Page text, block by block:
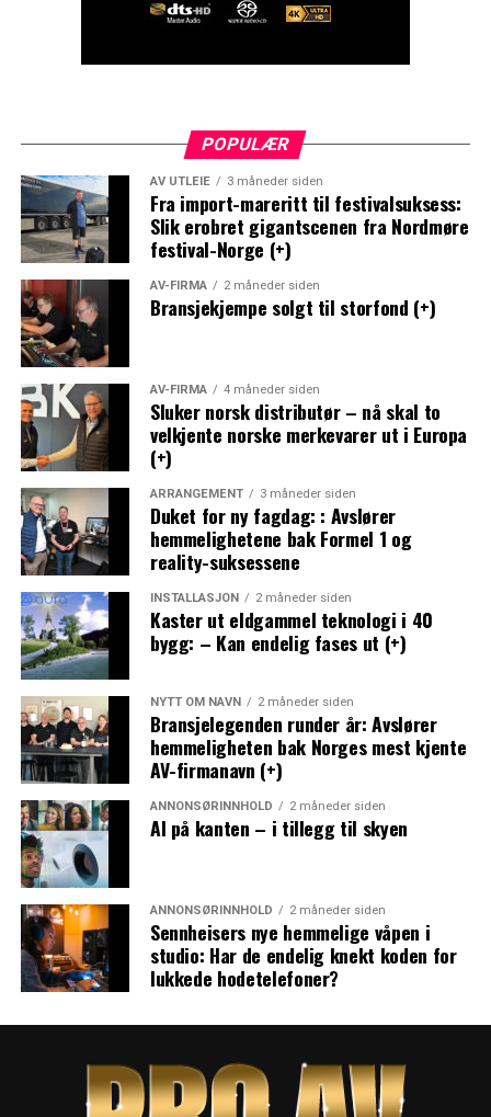
POPULÆR
AV UTLEIE 3 måneder siden
Fra import-mareritt til festivalsuksess:
Slik erobret gigantscenen fra Nordmøre
festival-Norge (+)
AV-FIRMA 2 måneder siden
Bransjekjempe solgt til storfond (+)
AV-FIRMA 4 måneder siden
Sluker norsk distributør – nå skal to
velkjente norske merkevarer ut i Europa
(+)
ARRANGEMENT 3 måneder siden
Duket for ny fagdag: : Avslører
hemmelighetene bak Formel 1 og
reality-suksessene
INSTALLASJON 2 måneder siden
Kaster ut eldgammel teknologi i 40
bygg: – Kan endelig fases ut (+)
NYTT OM NAVN 2 måneder siden
Bransjelegenden runder år: Avslører
hemmeligheten bak Norges mest kjente
AV-firmanavn (+)
ANNONSØRINNHOLD 2 måneder siden
AI på kanten – i tillegg til skyen
ANNONSØRINNHOLD 2 måneder siden
Sennheisers nye hemmelige våpen i
studio: Har de endelig knekt koden for
lukkede hodetelefoner?